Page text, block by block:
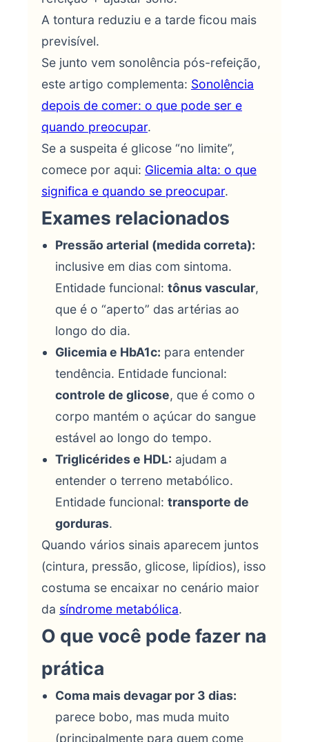
A tontura reduziu e a tarde ficou mais
previsível.
Se junto vem sonolência pós-refeição,
este artigo complementa: Sonolência
depois de comer: o que pode ser e
quando preocupar.
Se a suspeita é glicose “no limite”,
comece por aqui: Glicemia alta: o que
significa e quando se preocupar.
Exames relacionados
Pressão arterial (medida correta):
inclusive em dias com sintoma.
Entidade funcional: tônus vascular,
que é o “aperto” das artérias ao
longo do dia.
Glicemia e HbA1c: para entender
tendência. Entidade funcional:
controle de glicose, que é como o
corpo mantém o açúcar do sangue
estável ao longo do tempo.
Triglicérides e HDL: ajudam a
entender o terreno metabólico.
Entidade funcional: transporte de
gorduras.
Quando vários sinais aparecem juntos
(cintura, pressão, glicose, lipídios), isso
costuma se encaixar no cenário maior
da síndrome metabólica.
O que você pode fazer na
prática
Coma mais devagar por 3 dias:
parece bobo, mas muda muito
(principalmente para quem come